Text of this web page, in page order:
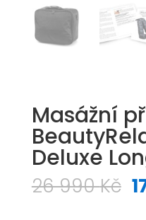
Masážní
Deluxe
26 990Kč